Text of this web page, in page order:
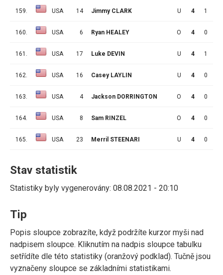
159. USA 14 Jimmy CLARK U 4 1
160. USA 6 Ryan HEALEY O 4 0
161. USA 17 Luke DEVIN U 4 1
162. USA 16 Casey LAYLIN U 4 0
163. USA 4 Jackson DORRINGTON O 4 0
164. USA 8 Sam RINZEL O 4 0
165. USA 23 Merril STEENARI U 4 0
Stav statistik
Statistiky byly vygenerovány: 08.08.2021 - 20:10
Tip
Popis sloupce zobrazíte, když podržíte kurzor myši nad
nadpisem sloupce. Kliknutím na nadpis sloupce tabulku
setřídíte dle této statistiky (oranžový podklad). Tučně jsou
vyznačeny sloupce se základními statistikami.